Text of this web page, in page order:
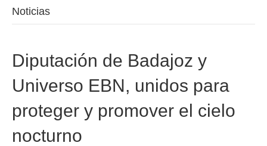
Noticias
Diputación de Badajoz y
Universo EBN, unidos para
proteger y promover el cielo
nocturno